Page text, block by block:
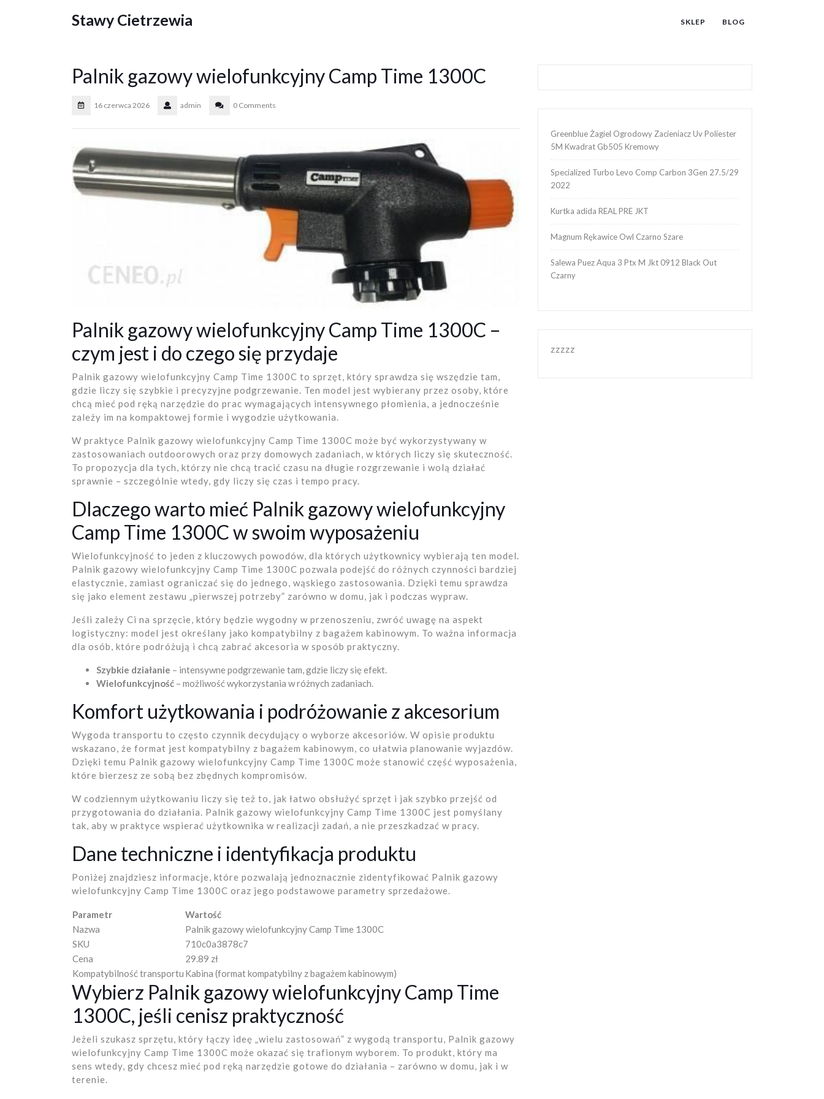
Stawy Cietrzewia SKLEP BLOG
Palnik gazowy wielofunkcyjny Camp Time 1300C
16 czerwca 2026 admin 0 Comments
Palnik gazowy wielofunkcyjny Camp Time 1300C –
czym jest i do czego się przydaje
Palnik gazowy wielofunkcyjny Camp Time 1300C to sprzęt, który sprawdza się wszędzie tam,
gdzie liczy się szybkie i precyzyjne podgrzewanie. Ten model jest wybierany przez osoby, które
chcą mieć pod ręką narzędzie do prac wymagających intensywnego płomienia, a jednocześnie
zależy im na kompaktowej formie i wygodzie użytkowania.
W praktyce Palnik gazowy wielofunkcyjny Camp Time 1300C może być wykorzystywany w
zastosowaniach outdoorowych oraz przy domowych zadaniach, w których liczy się skuteczność.
To propozycja dla tych, którzy nie chcą tracić czasu na długie rozgrzewanie i wolą działać
sprawnie – szczególnie wtedy, gdy liczy się czas i tempo pracy.
Dlaczego warto mieć Palnik gazowy wielofunkcyjny
Camp Time 1300C w swoim wyposażeniu
Wielofunkcyjność to jeden z kluczowych powodów, dla których użytkownicy wybierają ten model.
Palnik gazowy wielofunkcyjny Camp Time 1300C pozwala podejść do różnych czynności bardziej
elastycznie, zamiast ograniczać się do jednego, wąskiego zastosowania. Dzięki temu sprawdza
się jako element zestawu „pierwszej potrzeby” zarówno w domu, jak i podczas wypraw.
Jeśli zależy Ci na sprzęcie, który będzie wygodny w przenoszeniu, zwróć uwagę na aspekt
logistyczny: model jest określany jako kompatybilny z bagażem kabinowym. To ważna informacja
dla osób, które podróżują i chcą zabrać akcesoria w sposób praktyczny.
Szybkie działanie – intensywne podgrzewanie tam, gdzie liczy się efekt.
Wielofunkcyjność – możliwość wykorzystania w różnych zadaniach.
Komfort użytkowania i podróżowanie z akcesorium
Wygoda transportu to często czynnik decydujący o wyborze akcesoriów. W opisie produktu
wskazano, że format jest kompatybilny z bagażem kabinowym, co ułatwia planowanie wyjazdów.
Dzięki temu Palnik gazowy wielofunkcyjny Camp Time 1300C może stanowić część wyposażenia,
które bierzesz ze sobą bez zbędnych kompromisów.
W codziennym użytkowaniu liczy się też to, jak łatwo obsłużyć sprzęt i jak szybko przejść od
przygotowania do działania. Palnik gazowy wielofunkcyjny Camp Time 1300C jest pomyślany
tak, aby w praktyce wspierać użytkownika w realizacji zadań, a nie przeszkadzać w pracy.
Dane techniczne i identyfikacja produktu
Poniżej znajdziesz informacje, które pozwalają jednoznacznie zidentyfikować Palnik gazowy
wielofunkcyjny Camp Time 1300C oraz jego podstawowe parametry sprzedażowe.
Parametr
Wartość
Nazwa
Palnik gazowy wielofunkcyjny Camp Time 1300C
SKU
710c0a3878c7
Cena
29.89 zł
Kompatybilność transportu Kabina (format kompatybilny z bagażem kabinowym)
Wybierz Palnik gazowy wielofunkcyjny Camp Time
1300C, jeśli cenisz praktyczność
Jeżeli szukasz sprzętu, który łączy ideę „wielu zastosowań” z wygodą transportu, Palnik gazowy
wielofunkcyjny Camp Time 1300C może okazać się trafionym wyborem. To produkt, który ma
sens wtedy, gdy chcesz mieć pod ręką narzędzie gotowe do działania – zarówno w domu, jak i w
terenie.
Greenblue Żagiel Ogrodowy Zacieniacz Uv Poliester
5M Kwadrat Gb505 Kremowy
Specialized Turbo Levo Comp Carbon 3Gen 27.5/29
2022
Kurtka adida REAL PRE JKT
Magnum Rękawice Owl Czarno Szare
Salewa Puez Aqua 3 Ptx M Jkt 0912 Black Out
Czarny
zzzzz